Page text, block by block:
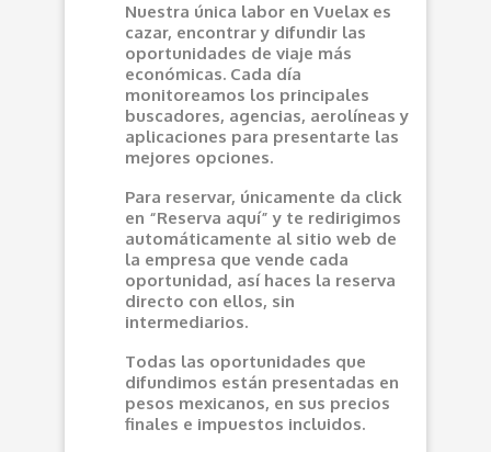
Nuestra única labor en Vuelax es
cazar, encontrar y difundir las
oportunidades de viaje más
económicas. Cada día
monitoreamos los principales
buscadores, agencias, aerolíneas y
aplicaciones para presentarte las
mejores opciones.
Para reservar, únicamente da click
en “Reserva aquí” y te redirigimos
automáticamente al sitio web de
la empresa que vende cada
oportunidad, así haces la reserva
directo con ellos, sin
intermediarios.
Todas las oportunidades que
difundimos están presentadas en
pesos mexicanos, en sus precios
finales e impuestos incluidos.